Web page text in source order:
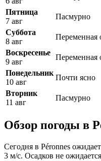
Пятница
7 авг
Пасмурно
Суббота
8 авг
Переменная
Воскресенье
9 авг
Переменная
Понедельник
10 авг
Почти ясно
Вторник
11 авг
Пасмурно
Обзор погоды в
Сегодня в Péronnes
3 м/с. Осадков не